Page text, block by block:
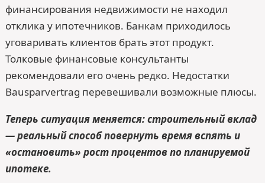
финансирования недвижимости не находил
отклика у ипотечников. Банкам приходилось
уговаривать клиентов брать этот продукт.
Толковые финансовые консультанты
рекомендовали его очень редко. Недостатки
Bausparvertrag перевешивали возможные плюсы.
Теперь ситуация меняется: строительный вклад
— реальный способ повернуть время вспять и
«остановить» рост процентов по планируемой
ипотеке.